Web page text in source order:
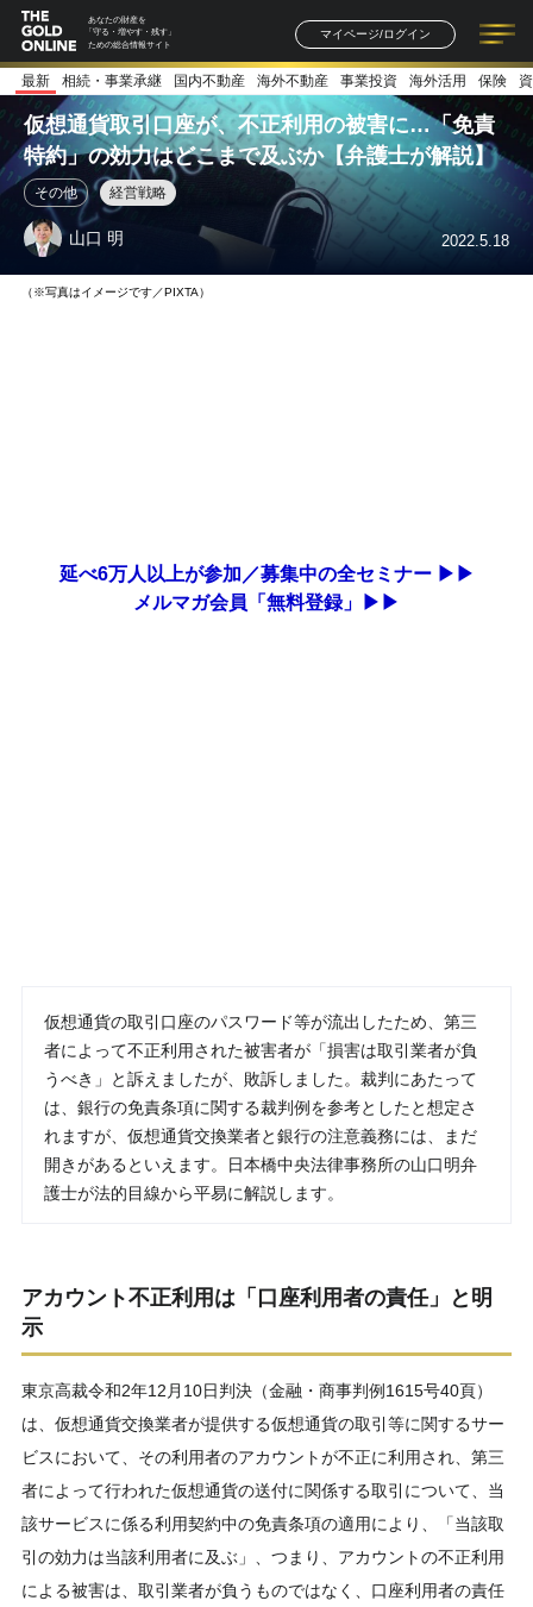
あなたの財産を
「守る・増やす・残す」
ための総合情報サイト
マイページ/ログイン
記事一覧 連載一覧
著者一覧 書籍一覧
最新 相続・事業承継 国内不動産 海外不動産 事業投資 海外活用 保険
仮想通貨取引口座が、不正利用の被害に…「免責
特約」の効力はどこまで及ぶか【弁護士が解説】
その他 経営戦略
山口 明 2022.5.18
（※写真はイメージです／PIXTA）
延べ6万人以上が参加／募集中の全セミナー ▶▶
メルマガ会員「無料登録」▶▶
仮想通貨の取引口座のパスワード等が流出したため、第三
者によって不正利用された被害者が「損害は取引業者が負
うべき」と訴えましたが、敗訴しました。裁判にあたって
は、銀行の免責条項に関する裁判例を参考としたと想定さ
れますが、仮想通貨交換業者と銀行の注意義務には、まだ
開きがあるといえます。日本橋中央法律事務所の山口明弁
護士が法的目線から平易に解説します。
アカウント不正利用は「口座利用者の責任」と明
示
東京高裁令和2年12月10日判決（金融・商事判例1615号40頁）
は、仮想通貨交換業者が提供する仮想通貨の取引等に関するサー
ビスにおいて、その利用者のアカウントが不正に利用され、第三
者によって行われた仮想通貨の送付に関係する取引について、当
該サービスに係る利用契約中の免責条項の適用により、「当該取
引の効力は当該利用者に及ぶ」、つまり、アカウントの不正利用
による被害は、取引業者が負うものではなく、口座利用者の責任